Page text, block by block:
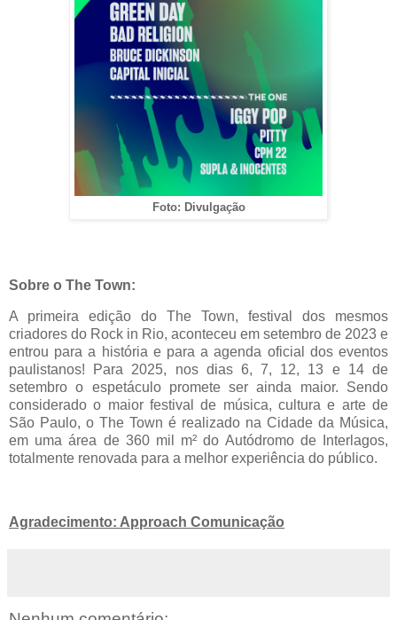
Foto: Divulgação
Sobre o The Town:
A primeira edição do The Town, festival dos mesmos
criadores do Rock in Rio, aconteceu em setembro de 2023 e
entrou para a história e para a agenda oficial dos eventos
paulistanos! Para 2025, nos dias 6, 7, 12, 13 e 14 de
setembro o espetáculo promete ser ainda maior. Sendo
considerado o maior festival de música, cultura e arte de
São Paulo, o The Town é realizado na Cidade da Música,
em uma área de 360 mil m² do Autódromo de Interlagos,
totalmente renovada para a melhor experiência do público.
Agradecimento: Approach Comunicação